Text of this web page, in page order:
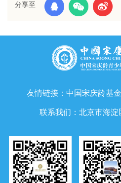
分享至
友情链接： 中国宋庆龄基
联系我们： 北京市海淀